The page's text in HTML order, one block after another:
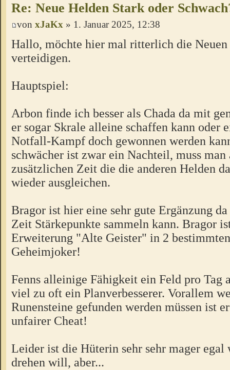
Re: Neue Helden Stark oder
von xJaKx » 1. Januar 2025, 12:38
Hallo, möchte hier mal ritterlich die Neuen
verteidigen.
Hauptspiel:
Arbon finde ich besser als Chada da mit
er sogar Skrale alleine schaffen kann oder
Notfall-Kampf doch gewonnen werden
schwächer ist zwar ein Nachteil, muss
zusätzlichen Zeit die die anderen Helden
wieder ausgleichen.
Bragor ist hier eine sehr gute Ergänzung
Zeit Stärkepunkte sammeln kann. Bragor
Erweiterung "Alte Geister" in 2
Geheimjoker!
Fenns alleinige Fähigkeit ein Feld pro Tag
viel zu oft ein Planverbesserer. Vorallem
Runensteine gefunden werden müssen ist
unfairer Cheat!
Leider ist die Hüterin sehr sehr mager egal
drehen will, aber...